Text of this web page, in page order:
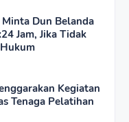
Dun Belanda
Jam, Jika Tidak
Kegiatan
Tenaga Pelatihan